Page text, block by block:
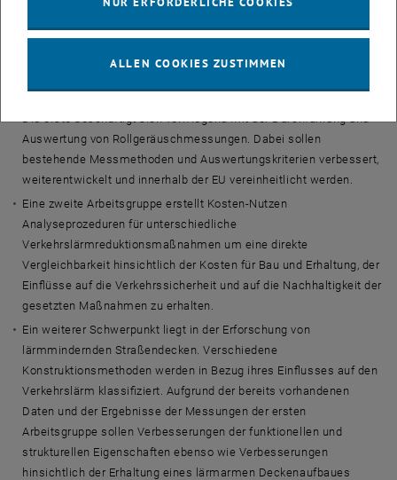
einem wissenschaftlichen Werkzeug für die Planung und
Ausführung von Maßnahmen zur Reduzierung des Straßenlärmes
Forschungsschwerpunkte gegliedert, denen jeweils eine
Arbeitsgruppe zugeordnet wurde.
Die erste beschäftigt sich vorwiegend mit der Durchführung und
Auswertung von Rollgeräuschmessungen. Dabei sollen
bestehende Messmethoden und Auswertungskriterien verbessert,
weiterentwickelt und innerhalb der EU vereinheitlicht werden.
Eine zweite Arbeitsgruppe erstellt Kosten-Nutzen
Analyseprozeduren für unterschiedliche
Verkehrslärmreduktionsmaßnahmen um eine direkte
Vergleichbarkeit hinsichtlich der Kosten für Bau und Erhaltung, der
Einflüsse auf die Verkehrssicherheit und auf die Nachhaltigkeit der
gesetzten Maßnahmen zu erhalten.
Ein weiterer Schwerpunkt liegt in der Erforschung von
lärmmindernden Straßendecken. Verschiedene
Konstruktionsmethoden werden in Bezug ihres Einflusses auf den
Verkehrslärm klassifiziert. Aufgrund der bereits vorhandenen
Daten und der Ergebnisse der Messungen der ersten
Arbeitsgruppe sollen Verbesserungen der funktionellen und
strukturellen Eigenschaften ebenso wie Verbesserungen
hinsichtlich der Erhaltung eines lärmarmen Deckenaufbaues
ALLEN COOKIES ZUSTIMMEN